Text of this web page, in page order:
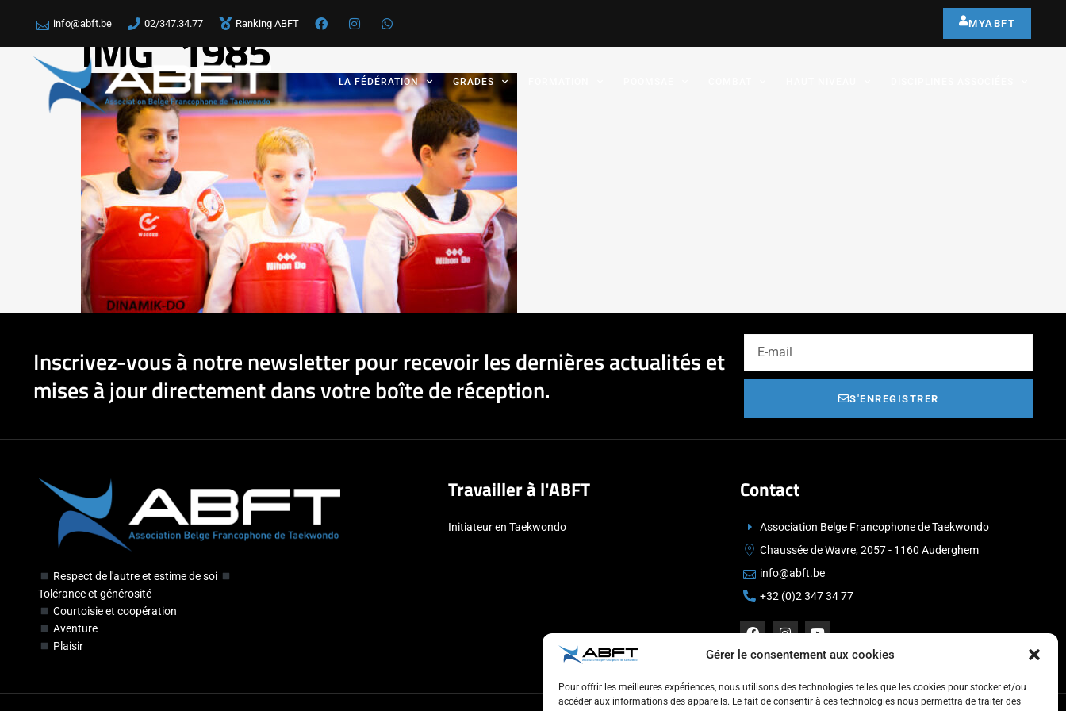
Gérer le consentement aux cookies
Pour offrir les meilleures expériences, nous utilisons des technologies telles que les cookies pour stocker et/ou
accéder aux informations des appareils. Le fait de consentir à ces technologies nous permettra de traiter des
info@abft.be 02/347.34.77 Ranking ABFT MYABFT
LA FÉDÉRATION GRADES
IMG_1985
Inscrivez-vous à notre newsletter pour recevoir les dernières actualités et
mises à jour directement dans votre boîte de réception.
S'ENREGISTRER
Respect de l'autre et estime de soi
Tolérance et générosité
Courtoisie et coopération
Aventure
Plaisir
Travailler à l'ABFT
Initiateur en Taekwondo
Contact
Association Belge Francophone de Taekwondo
Chaussée de Wavre, 2057 - 1160 Auderghem
info@abft.be
+32 (0)2 347 34 77